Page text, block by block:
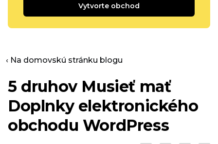
Vytvorte obchod
‹ Na domovskú stránku blogu
5 druhov Musieť mať
Doplnky elektronického
obchodu WordPress